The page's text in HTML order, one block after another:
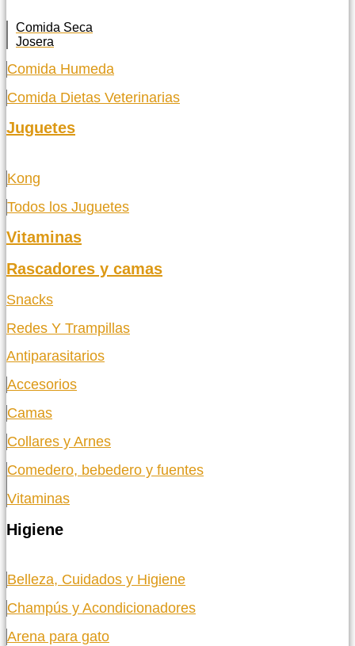
Comida Seca
Josera
Comida Humeda
Comida Dietas Veterinarias
Juguetes
Kong
Todos los Juguetes
Vitaminas
Rascadores y camas
Snacks
Redes Y Trampillas
Antiparasitarios
Accesorios
Camas
Collares y Arnes
Comedero, bebedero y fuentes
Vitaminas
Higiene
Belleza, Cuidados y Higiene
Champús y Acondicionadores
Arena para gato